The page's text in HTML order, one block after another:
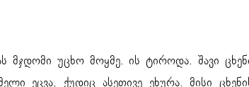
მჯდომი უცხო მოყმე. ის ტიროდა. შავი
ეცვა, ქუდიც ასეთივე ეხურა. მისი